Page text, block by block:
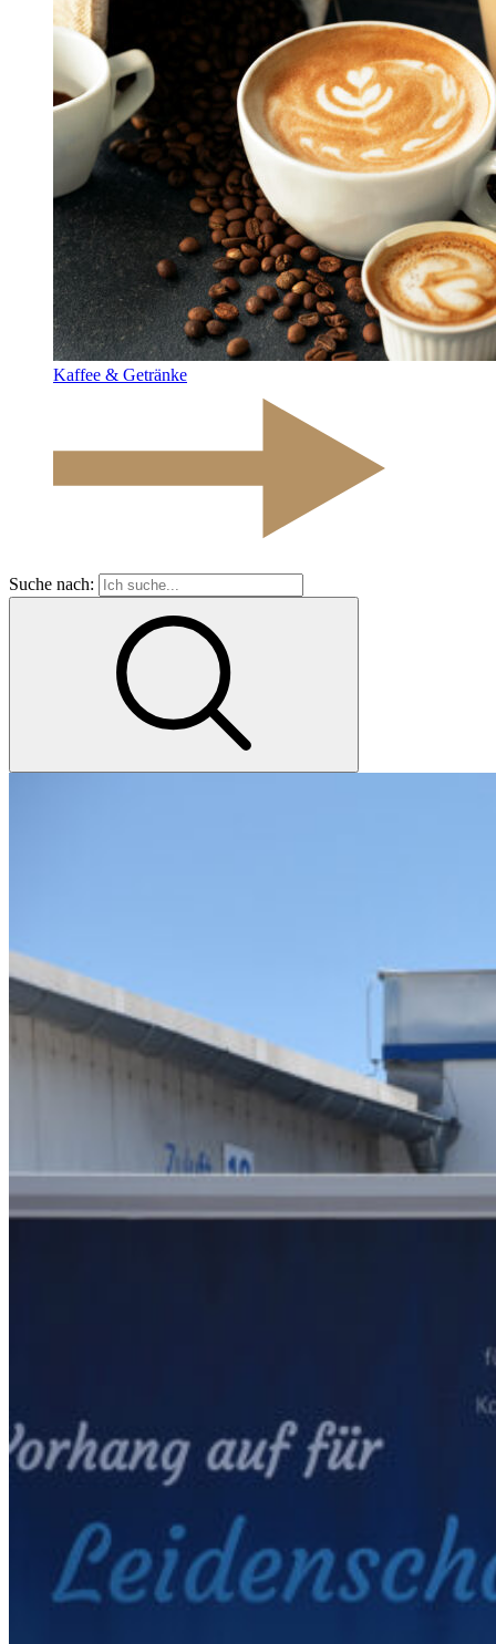
Kaffee & Getränke
Suche nach: